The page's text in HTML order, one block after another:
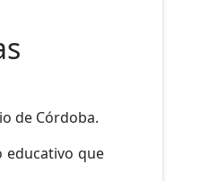
de Córdoba.
educativo que